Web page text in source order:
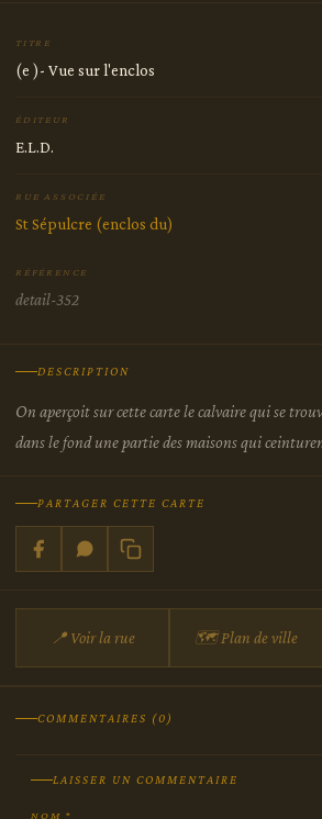
TITRE
(e )- Vue sur l'enclos
ÉDITEUR
E.L.D.
RUE ASSOCIÉE
St Sépulcre (enclos du)
RÉFÉRENCE
detail-352
DESCRIPTION
On aperçoit sur cette carte le calvaire qui se
dans le fond une partie des maisons qui
PARTAGER CETTE CARTE
📍 Voir la rue 🗺 Plan de ville
COMMENTAIRES (0)
LAISSER UN COMMENTAIRE
NOM *